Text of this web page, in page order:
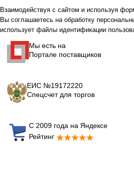
Взаимодействуя с сайтом и используя
Вы соглашаетесь на обработку
использует файлы идентификации
Мы есть на
Портале поставщиков
ЕИС №19172220
Спецсчет для торгов
С 2009 года на Яндексе
Рейтинг